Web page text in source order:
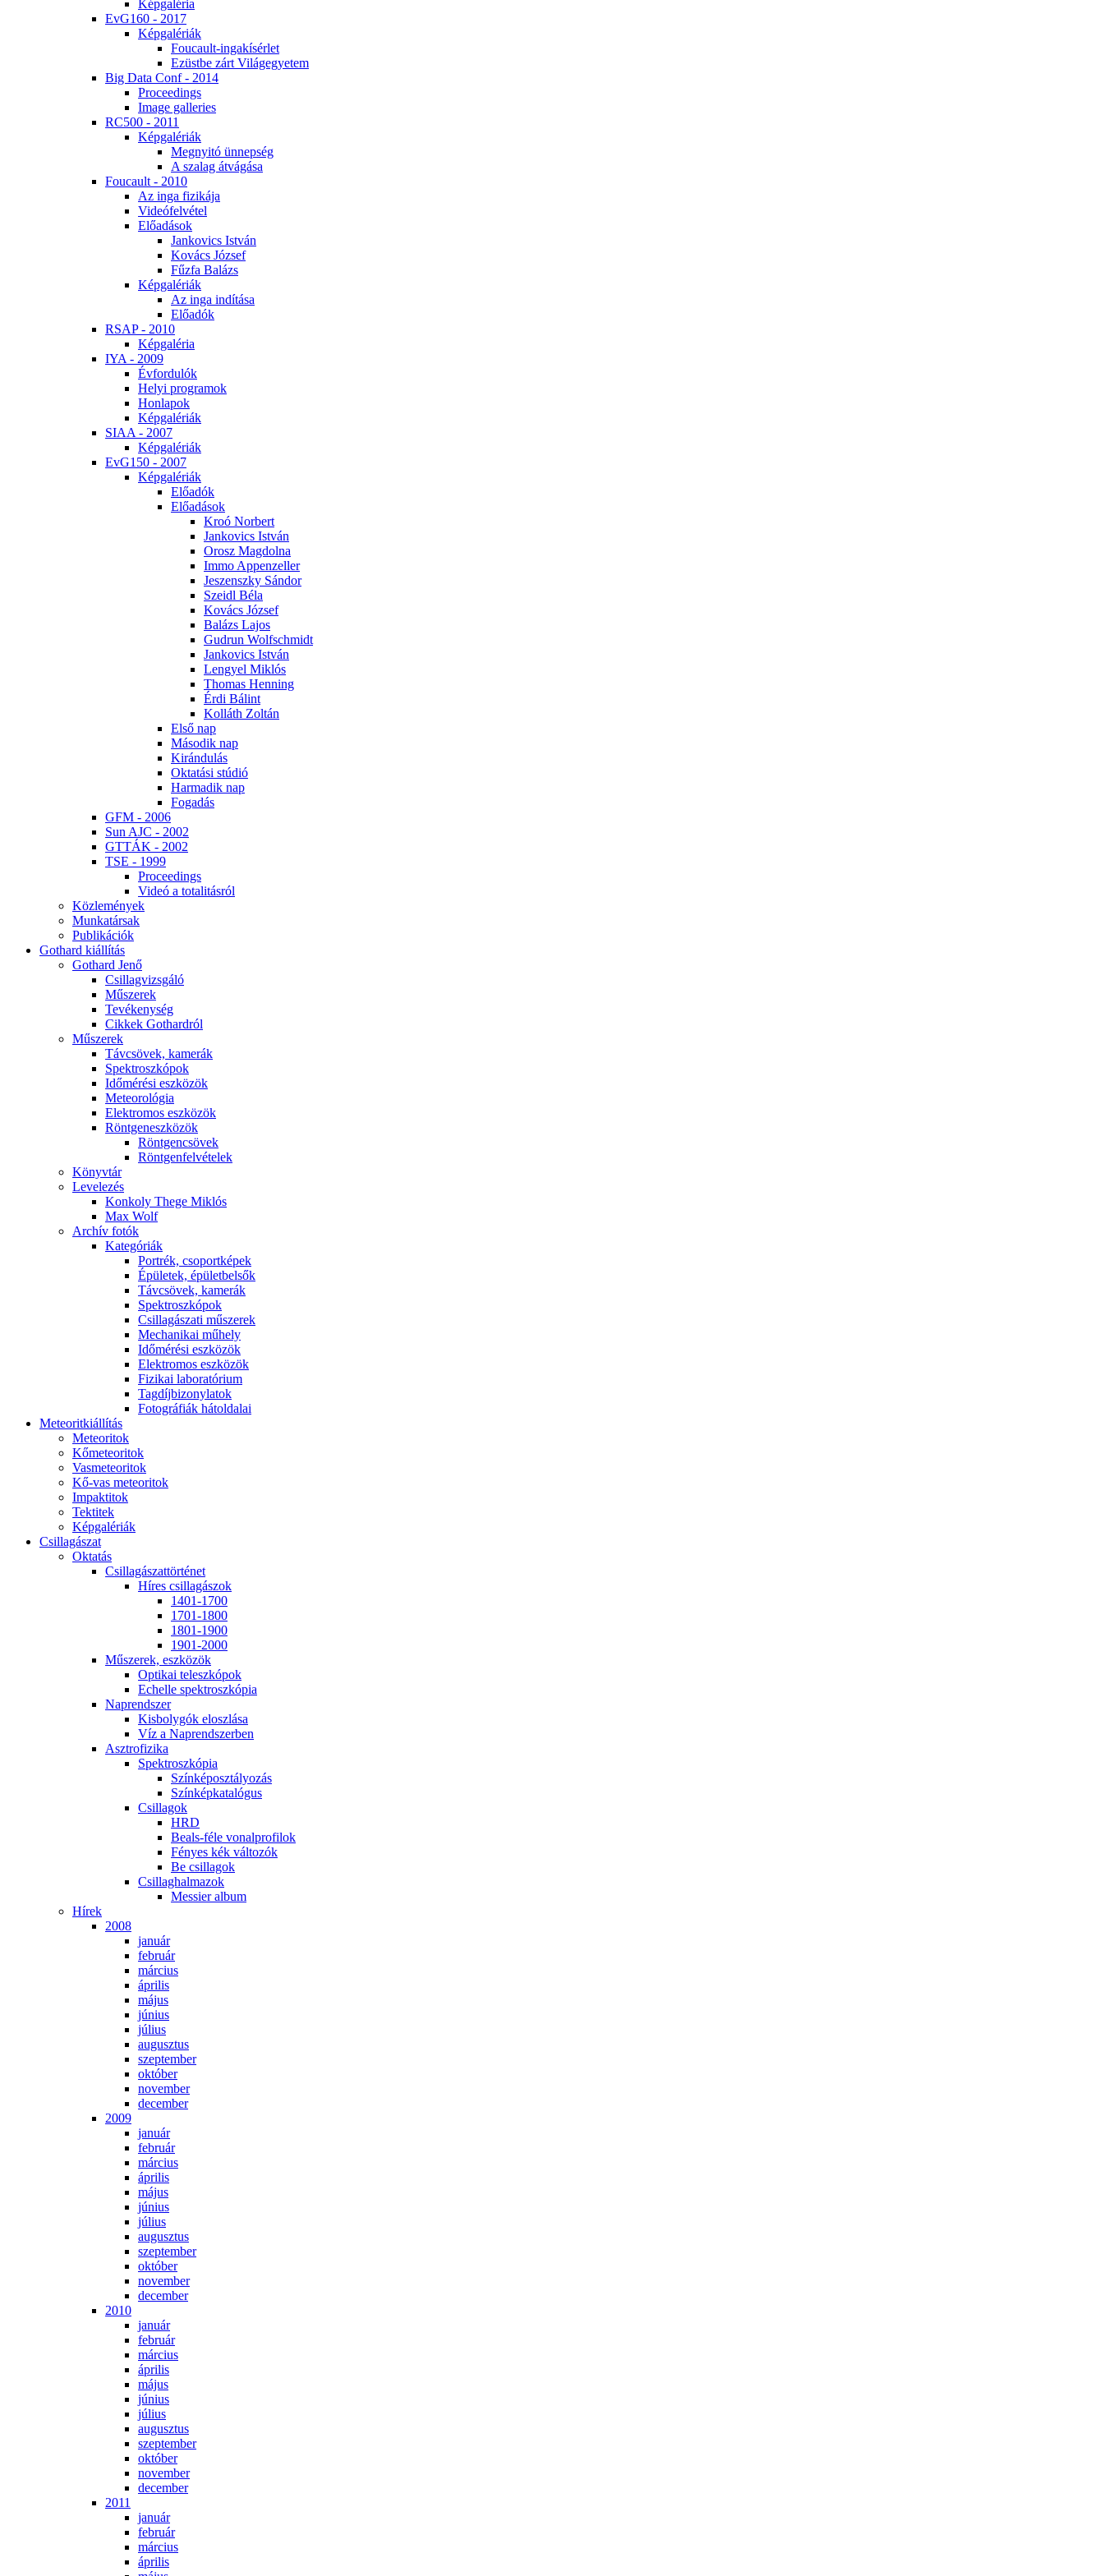
Kép­ga­lé­ria
EvG160 - 2017
Kép­ga­lé­ri­ák
Fo­u­ca­ult-in­ga­kí­sér­let
Ezüst­be zárt Vi­lág­egye­tem
Big Da­ta Conf - 2014
Pro­ce­e­dings
Image gal­le­ri­es
RC500 - 2011
Kép­ga­lé­ri­ák
Meg­nyi­tó ün­nep­ség
A sza­lag át­vá­gá­sa
Fo­u­ca­ult - 2010
Az in­ga fi­zi­ká­ja
Vi­de­ó­fel­vé­tel
Elő­adá­sok
Jan­ko­vics Ist­ván
Ko­vács Jó­zsef
Fűz­fa Ba­lázs
Kép­ga­lé­ri­ák
Az in­ga in­dí­tá­sa
Elő­adók
RSAP - 2010
Kép­ga­lé­ria
IYA - 2009
Év­for­du­lók
He­lyi prog­ra­mok
Hon­la­pok
Kép­ga­lé­ri­ák
SI­AA - 2007
Kép­ga­lé­ri­ák
EvG150 - 2007
Kép­ga­lé­ri­ák
Elő­adók
Elő­adá­sok
Kroó Nor­bert
Jan­ko­vics Ist­ván
Orosz Mag­dol­na
Im­mo Ap­pen­zel­ler
Je­szensz­ky Sán­dor
Szeidl Bé­la
Ko­vács Jó­zsef
Ba­lázs La­jos
Gud­run Wolfsch­midt
Jan­ko­vics Ist­ván
Len­gyel Mik­lós
Tho­mas Hen­ning
Ér­di Bá­lint
Kol­láth Zol­tán
El­ső nap
Má­so­dik nap
Ki­rán­du­lás
Ok­ta­tá­si stú­dió
Har­ma­dik nap
Fo­ga­dás
GFM - 2006
Sun AJC - 2002
GT­TÁK - 2002
TSE - 1999
Pro­ce­e­dings
Vi­deó a to­ta­li­tás­ról
Köz­le­mé­nyek
Mun­ka­tár­sak
Pub­li­ká­ci­ók
Got­hard ki­ál­lí­tás
Got­hard Je­nő
Csil­lag­vizs­gá­ló
Mű­sze­rek
Te­vé­keny­ség
Cik­kek Got­hard­ról
Mű­sze­rek
Táv­csö­vek, ka­me­rák
Spekt­rosz­kó­pok
Idő­mé­ré­si esz­kö­zök
Me­te­o­ro­ló­gia
Elekt­ro­mos esz­kö­zök
Rönt­gen­esz­kö­zök
Rönt­gen­csö­vek
Rönt­gen­fel­vé­te­lek
Könyv­tár
Le­ve­le­zés
Kon­koly The­ge Mik­lós
Max Wolf
Ar­chív fo­tók
Ka­te­gó­ri­ák
Port­rék, cso­port­ké­pek
Épü­le­tek, épü­let­bel­sők
Táv­csö­vek, ka­me­rák
Spekt­rosz­kó­pok
Csil­la­gá­sza­ti mű­sze­rek
Me­cha­ni­kai mű­hely
Idő­mé­ré­si esz­kö­zök
Elekt­ro­mos esz­kö­zök
Fi­zi­kai la­bo­ra­tó­ri­um
Tag­díj­bi­zony­la­tok
Fo­tog­rá­fi­ák hát­ol­da­lai
Me­te­o­rit­ki­ál­lí­tás
Me­te­o­ri­tok
Kő­me­te­o­ri­tok
Vas­me­te­o­ri­tok
Kő-vas me­te­o­ri­tok
Imp­ak­ti­tok
Tek­ti­tek
Kép­ga­lé­ri­ák
Csil­la­gá­szat
Ok­ta­tás
Csil­la­gá­szat­tör­té­net
Hí­res csil­la­gá­szok
1401-1700
1701-1800
1801-1900
1901-2000
Mű­sze­rek, esz­kö­zök
Op­ti­kai te­lesz­kó­pok
Echel­le spekt­rosz­kó­pia
Nap­rend­szer
Kis­boly­gók el­osz­lá­sa
Víz a Nap­rend­szer­ben
Aszt­ro­fi­zi­ka
Spekt­rosz­kó­pia
Szín­kép­osz­tá­lyo­zás
Szín­kép­ka­ta­ló­gus
Csil­la­gok
HRD
Be­als-fé­le vo­nal­pro­fi­lok
Fé­nyes kék vál­to­zók
Be csil­la­gok
Csil­lag­hal­ma­zok
Mes­si­er al­bum
Hí­rek
2008
ja­nu­ár
feb­ru­ár
már­ci­us
áp­ri­lis
má­jus
jú­ni­us
jú­li­us
au­gusz­tus
szep­tem­ber
ok­tó­ber
no­vem­ber
de­cem­ber
2009
ja­nu­ár
feb­ru­ár
már­ci­us
áp­ri­lis
má­jus
jú­ni­us
jú­li­us
au­gusz­tus
szep­tem­ber
ok­tó­ber
no­vem­ber
de­cem­ber
2010
ja­nu­ár
feb­ru­ár
már­ci­us
áp­ri­lis
má­jus
jú­ni­us
jú­li­us
au­gusz­tus
szep­tem­ber
ok­tó­ber
no­vem­ber
de­cem­ber
2011
ja­nu­ár
feb­ru­ár
már­ci­us
áp­ri­lis